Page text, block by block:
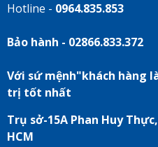
Hotline - 0964.835.853
Bảo hành - 02866.833.372
Với sứ mệnh"khách hàng
trị tốt nhất
Trụ sở-15A Phan Huy
HCM